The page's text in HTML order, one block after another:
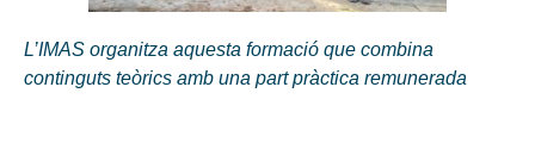
L’IMAS organitza aquesta formació que combina
continguts teòrics amb una part pràctica remunerada